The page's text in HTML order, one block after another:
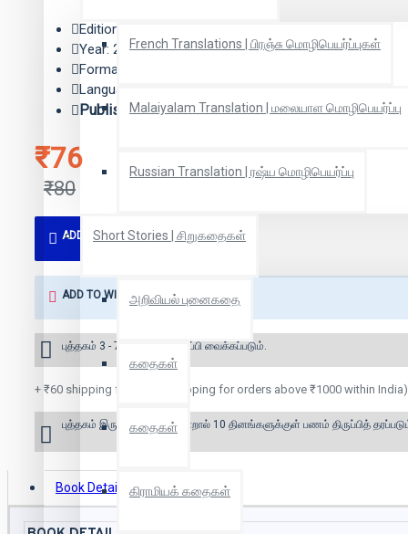
French Translations | பிரஞ்சு மொழிபெயர்ப்புகள்
Malaiyalam Translation | மலையாள மொழிபெயர்ப்பு
Russian Translation | ரஷ்ய மொழிபெயர்ப்பு
Short Stories | சிறுகதைகள்
அறிவியல் புனைகதை
கதைகள்
கதைகள்
கிராமியக் கதைகள்
₹76
₹80
Edition: 1
Year: 2021
Format: Paper Back
Language: Tamil
Publisher: பூவுலகின் நண்பர்கள்
ADD TO CART
ADD TO WISH LIST
புத்தகம் 3 - 7 நாட்களில் அனுப்பி வைக்கப்படும்.
+ ₹60 shipping fee* (Free shipping for orders above ₹1000 within India)
புத்தகம் இருப்பில் இல்லை என்றால் 10 தினங்களுக்குள் பணம் திருப்பித்
Book Details Reviews